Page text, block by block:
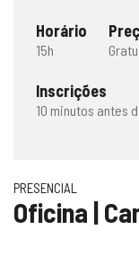
Horário
15h
Inscrições
10 minutos antes
PRESENCIAL
Oficina |